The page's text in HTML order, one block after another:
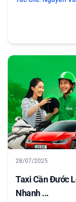
28/07/2025
Taxi Cần Đước
Nhanh ...